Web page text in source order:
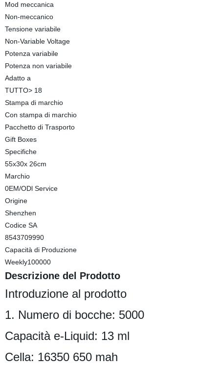
Mod meccanica
Non-meccanico
Tensione variabile
Non-Variable Voltage
Potenza variabile
Potenza non variabile
Adatto a
TUTTO> 18
Stampa di marchio
Con stampa di marchio
Pacchetto di Trasporto
Gift Boxes
Specifiche
55x30x 26cm
Marchio
0EM/ODl Service
Origine
Shenzhen
Codice SA
8543709990
Capacità di Produzione
Weekly100000
Descrizione del Prodotto
Introduzione al prodotto
1. Numero di bocche: 5000
Capacità e-Liquid: 13 ml
Cella: 16350 650 mah